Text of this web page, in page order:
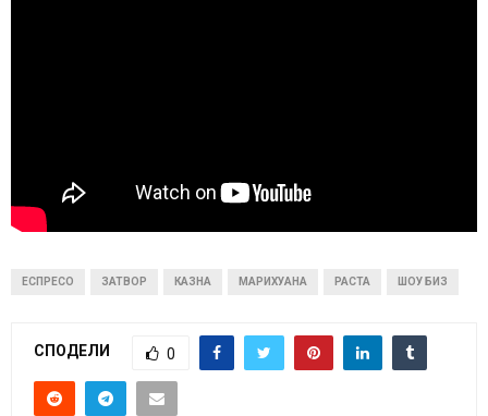
ЕСПРЕСО ЗАТВОР КАЗНА МАРИХУАНА РАСТА ШОУ БИЗ
СПОДЕЛИ 0